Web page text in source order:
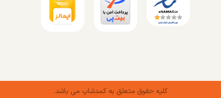
کلیه حقوق متعلق به کمدشاپ می باشد.